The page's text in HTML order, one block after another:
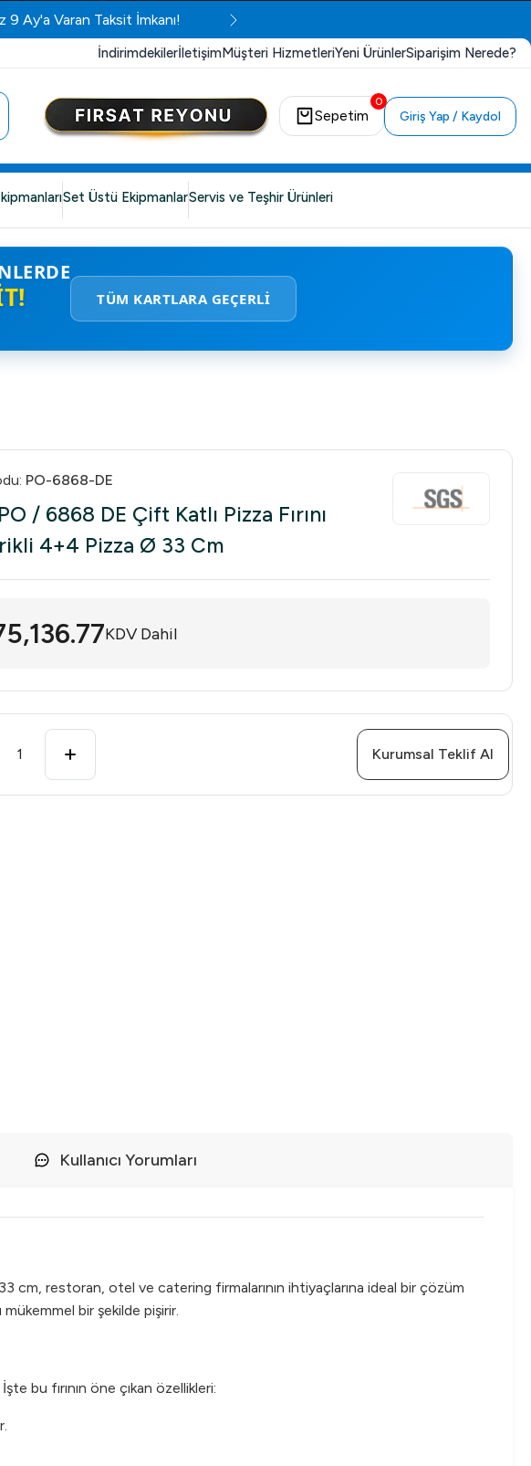
9 Ay'a Varan Taksit İmkanı!
İndirimdekilerİletişimMüşteri HizmetleriYeni ÜrünlerSiparişim Nerede?
0
Sepetim Giriş Yap / Kaydol
Set Üstü EkipmanlarServis ve Teşhir Ürünleri
TÜM KARTLARA GEÇERLİ
: PO-6868-DE
/ 6868 DE Çift Katlı Pizza Fırını
4+4 Pizza Ø 33 Cm
KDV Dahil
1 Kurumsal Teklif Al
Kullanıcı Yorumları
cm, restoran, otel ve catering firmalarının ihtiyaçlarına ideal bir çözüm
mükemmel bir şekilde pişirir.
bu fırının öne çıkan özellikleri: